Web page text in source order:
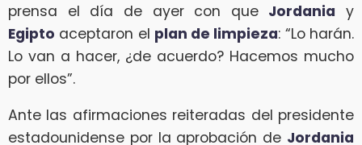
prensa el día de ayer con que Jordania y
Egipto aceptaron el plan de limpieza: “Lo harán.
Lo van a hacer, ¿de acuerdo? Hacemos mucho
por ellos”.
Ante las afirmaciones reiteradas del presidente
estadounidense por la aprobación de Jordania